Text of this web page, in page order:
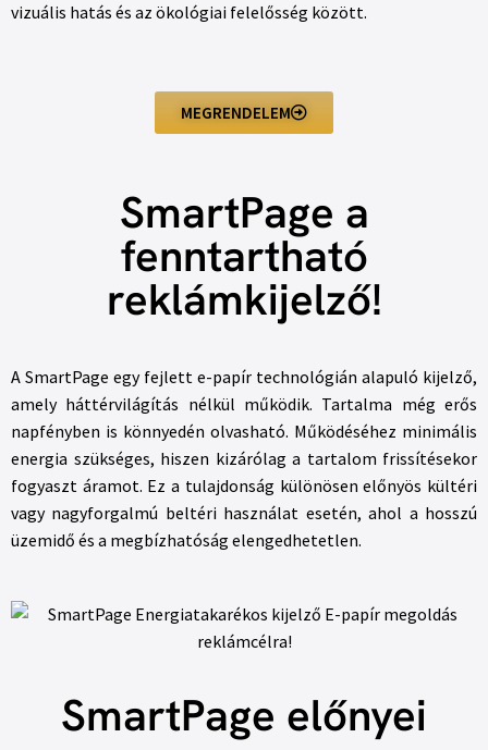
vizuális hatás és az ökológiai felelősség között.
MEGRENDELEM
SmartPage a
fenntartható
reklámkijelző!
A SmartPage egy fejlett e-papír technológián alapuló kijelző,
amely háttérvilágítás nélkül működik. Tartalma még erős
napfényben is könnyedén olvasható. Működéséhez minimális
energia szükséges, hiszen kizárólag a tartalom frissítésekor
fogyaszt áramot. Ez a tulajdonság különösen előnyös kültéri
vagy nagyforgalmú beltéri használat esetén, ahol a hosszú
üzemidő és a megbízhatóság elengedhetetlen.
SmartPage előnyei